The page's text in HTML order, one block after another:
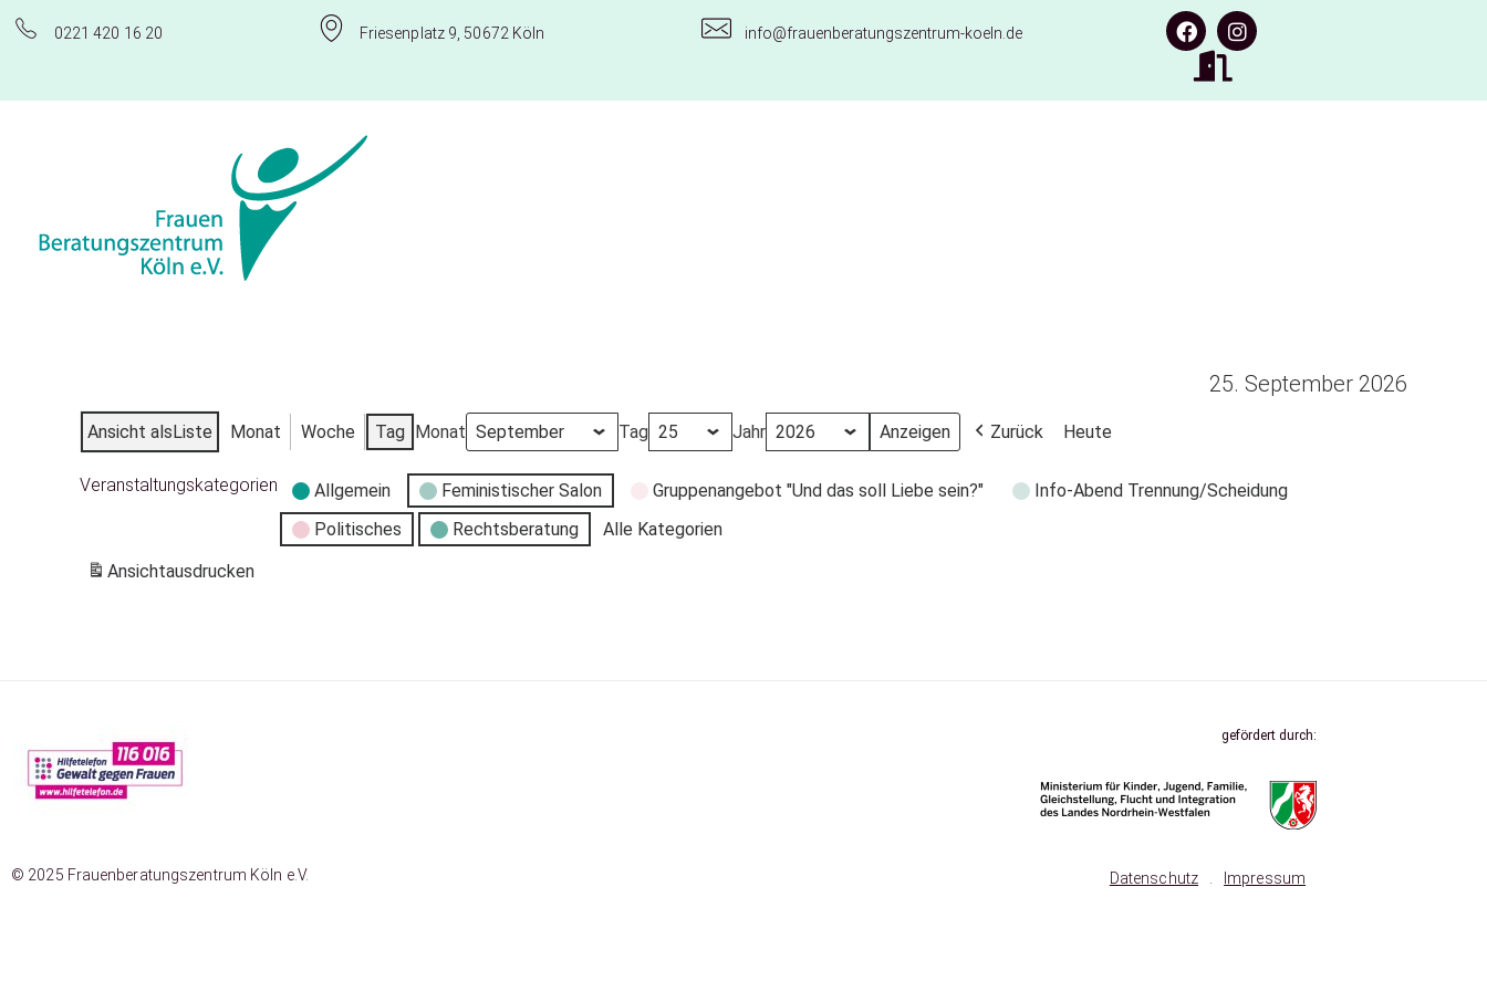
0221 420 16 20 Friesenplatz 9, 50672 Köln info@frauenberatungszentrum-koeln.de
25. September 2026
Ansicht alsListe Monat Woche Tag Monat Tag Jahr Zurück Heute
Veranstaltungskategorien Allgemein Feministischer Salon Gruppenangebot "Und das soll Liebe sein?"
Info-Abend Trennung/Scheidung
Politisches
Rechtsberatung
Alle Kategorien
Ansichtausdrucken
gefördert durch:
© 2025 Frauenberatungszentrum Köln e.V. Datenschutz Impressum